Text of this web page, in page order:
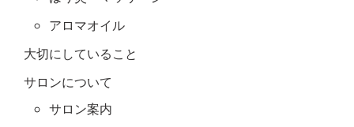
アロマオイル
大切にしていること
サロンについて
サロン案内